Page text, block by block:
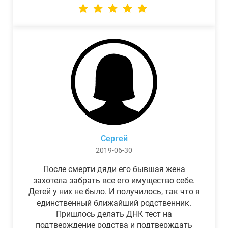
Сергей
2019-06-30
После смерти дяди его бывшая жена
захотела забрать все его имущество себе.
Детей у них не было. И получилось, так что я
единственный ближайший родственник.
Пришлось делать ДНК тест на
подтверждение родства и подтверждать